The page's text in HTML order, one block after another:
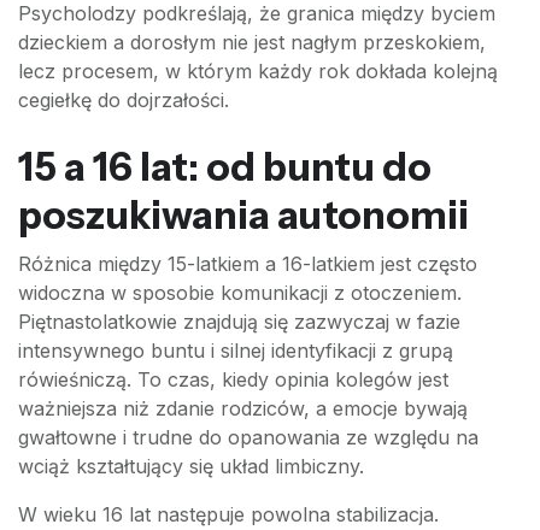
Psycholodzy podkreślają, że granica między byciem
dzieckiem a dorosłym nie jest nagłym przeskokiem,
lecz procesem, w którym każdy rok dokłada kolejną
cegiełkę do dojrzałości.
15 a 16 lat: od buntu do
poszukiwania autonomii
Różnica między 15-latkiem a 16-latkiem jest często
widoczna w sposobie komunikacji z otoczeniem.
Piętnastolatkowie znajdują się zazwyczaj w fazie
intensywnego buntu i silnej identyfikacji z grupą
rówieśniczą. To czas, kiedy opinia kolegów jest
ważniejsza niż zdanie rodziców, a emocje bywają
gwałtowne i trudne do opanowania ze względu na
wciąż kształtujący się układ limbiczny.
W wieku 16 lat następuje powolna stabilizacja.